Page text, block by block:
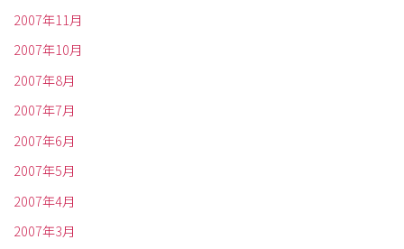
2007年11月
2007年10月
2007年8月
2007年7月
2007年6月
2007年5月
2007年4月
2007年3月